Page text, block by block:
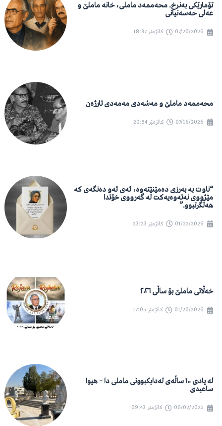
تۆمارێکی بەنرخ. محەممەد ماملی، خانە ماملێ و
عەلی حەسەنیانی
07/20/2026 کاتژمێر 18:37
محەممەد ماملێ و مەشەدی مەمەدی تارژەن
07/16/2026 کاتژمێر 20:54
“ناوت بە بەرزی دەمێنێتەوە، ئەی ئەو دەنگەی کە
مێژووی نەتەوەیەکت لە گەرووی خۆتدا
هەڵگرتبوو.”
01/22/2026 کاتژمێر 23:23
خەڵاتی ماملێ بۆ ساڵی ٢٠٢٦
01/20/2026 کاتژمێر 17:05
لە یادی ١٠٠ ساڵەی لەدایکبوونی ماملی دا – هیوا
ساعیدی
06/02/2025 کاتژمێر 09:43